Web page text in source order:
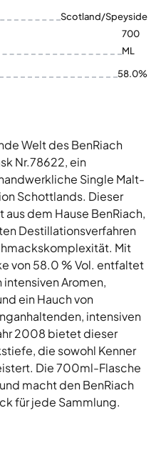
Scotland/Speyside
700
ML
58.0%
Welt des BenRiach
Nr.78622, ein
Single Malt-
Schottlands. Dieser
dem Hause BenRiach,
Destillationsverfahren
Mit
von 58.0 % Vol. entfaltet
Aromen,
ein Hauch von
intensiven
2008 bietet dieser
die sowohl Kenner
Die 700ml-Flasche
macht den BenRiach
für jede Sammlung.